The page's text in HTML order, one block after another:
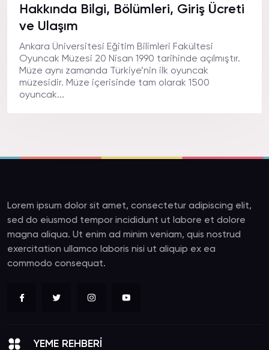
Hakkında Bilgi, Bölümleri, Giriş Ücreti
ve Ulaşım
Ankara Üniversitesi Eğitim Bilimleri Fakültesi
Oyuncak Müzesi 20 Nisan 1990 tarihinde açılmıştır.
Müze aynı zamanda Türkiye’nin ilk oyuncak
müzesidir. Müze içerisinde tam olarak 1500
oyuncak...
Lorem ipsum dolor sit amet, consectetur adipiscing elit,
sed do eiusmod tempor incididunt ut labore et dolore
magna aliqua. Ut enim ad minim veniam, quis nostrud
exercitation ullamco laboris nisi ut aliquip ex ea
commodo consequat.
YEME REHBERİ